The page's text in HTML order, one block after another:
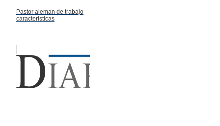
Pastor aleman de trabajo
caracteristicas